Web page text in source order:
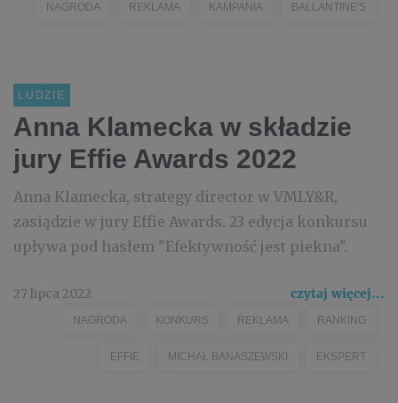
NAGRODA REKLAMA KAMPANIA BALLANTINE'S
LUDZIE
Anna Klamecka w składzie
jury Effie Awards 2022
Anna Klamecka, strategy director w VMLY&R,
zasiądzie w jury Effie Awards. 23 edycja konkursu
upływa pod hasłem "Efektywność jest piekna".
27 lipca 2022 czytaj więcej...
NAGRODA KONKURS REKLAMA RANKING
EFFIE MICHAŁ BANASZEWSKI EKSPERT